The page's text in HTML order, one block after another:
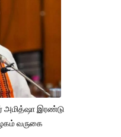
அமித்ஷா இரண்டு
வருகை